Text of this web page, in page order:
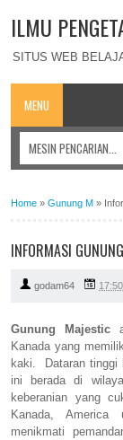
ILMU
SITUS WEB
MENU
Home » Gunung M »
INFORMASI
godam64 17:50
Gunung Majestic
Kanada yang
kaki. Dataran tinggi
ini berada di
keberanian yang
Kanada, America
menikmati